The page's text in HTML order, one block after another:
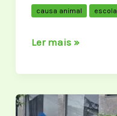
causa animal
Encontro
Católica
Porto
Business
Ler mais »